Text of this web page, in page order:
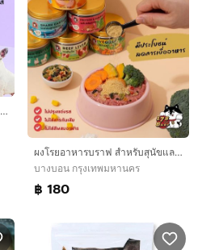
อาหารฟรีซดราย , ท๊อปปิ้งโรยหน้าอาหารบาร์ฟ สำหรับสุนัขและแมว
ผงโรยอาหารบราฟ สำหรับสุนัขและแมว
บางบอน กรุงเทพมหานคร
฿ 180